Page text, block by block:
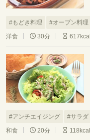
#もどき料理 #オーブン料理
洋食
30分 617kcal
#アンチエイジング #サラダ
和食
20分 118kcal